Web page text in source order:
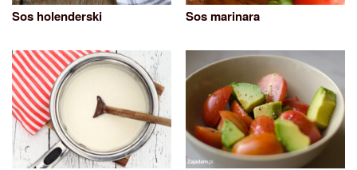
Sos holenderski Sos marinara